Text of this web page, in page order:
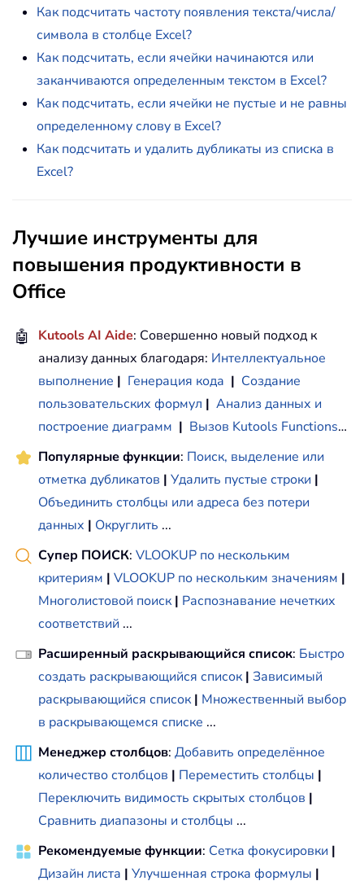
Как подсчитать частоту появления текста/числа/
символа в столбце Excel?
Как подсчитать, если ячейки начинаются или
заканчиваются определенным текстом в Excel?
Как подсчитать, если ячейки не пустые и не равны
определенному слову в Excel?
Как подсчитать и удалить дубликаты из списка в
Excel?
Лучшие инструменты для
повышения продуктивности в
Office
🤖 Kutools AI Aide: Совершенно новый подход к
анализу данных благодаря: Интеллектуальное
выполнение | Генерация кода | Создание
пользовательских формул | Анализ данных и
построение диаграмм | Вызов Kutools Functions…
Популярные функции: Поиск, выделение или
отметка дубликатов | Удалить пустые строки |
Объединить столбцы или адреса без потери
данных | Округлить ...
Супер ПОИСК: VLOOKUP по нескольким
критериям | VLOOKUP по нескольким значениям |
Многолистовой поиск | Распознавание нечетких
соответствий ...
Расширенный раскрывающийся список: Быстро
создать раскрывающийся список | Зависимый
раскрывающийся список | Множественный выбор
в раскрывающемся списке ...
Менеджер столбцов: Добавить определённое
количество столбцов | Переместить столбцы |
Переключить видимость скрытых столбцов |
Сравнить диапазоны и столбцы ...
Рекомендуемые функции: Сетка фокусировки |
Дизайн листа | Улучшенная строка формулы |